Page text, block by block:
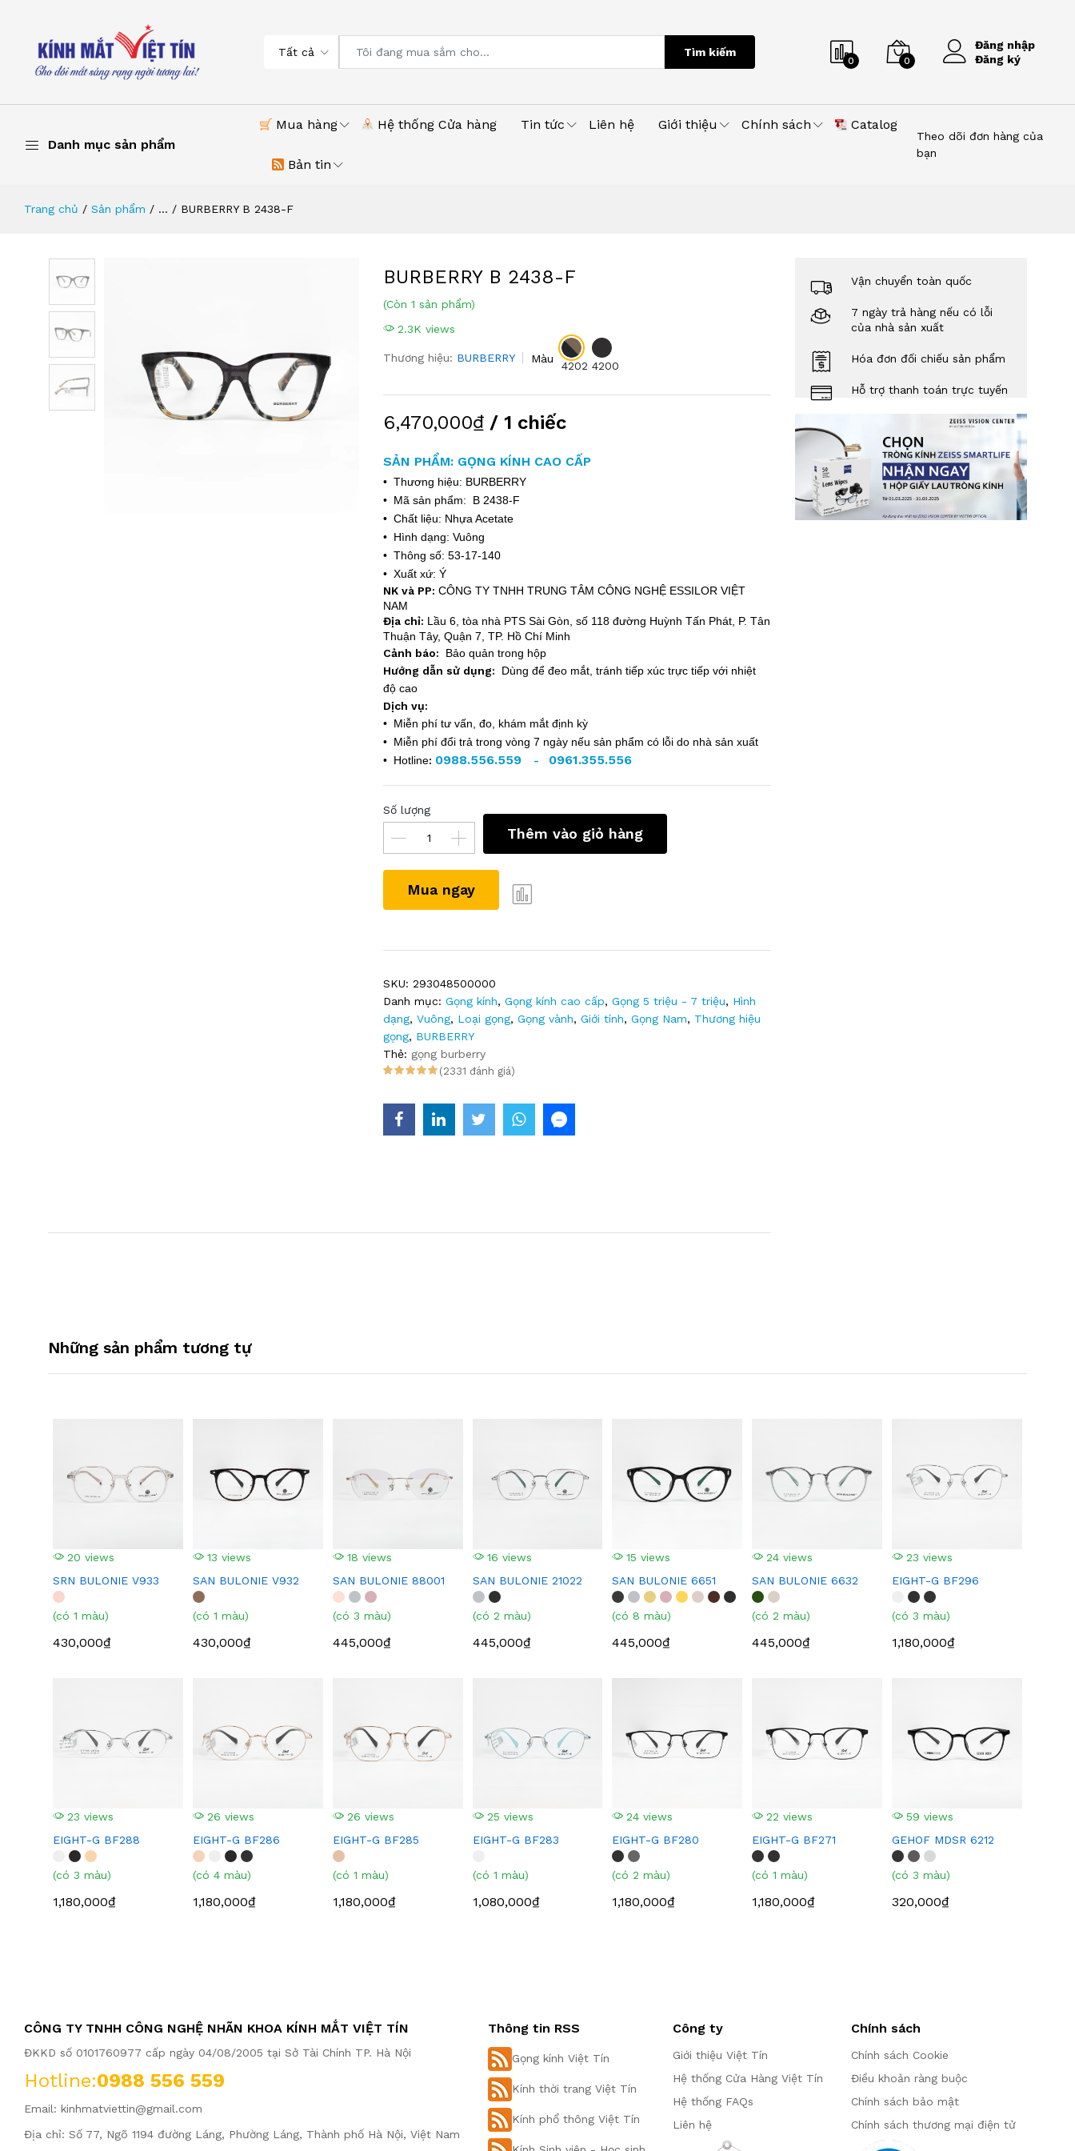
Tất cả Tìm kiếm
0 0
Đăng nhập
Đăng ký
Danh mục sản phẩm
Mua hàng Hệ thống Cửa hàng Tin tức Liên hệ Giới thiệu Chính sách Catalog
Bản tin
Theo dõi đơn hàng của
bạn
Trang chủ Sản phẩm ... BURBERRY B 2438-F
BURBERRY B 2438-F
(Còn 1 sản phẩm)
2.3K views
Thương hiệu: BURBERRY Màu
4202 4200
6,470,000₫/ 1 chiếc
SẢN PHẨM: GỌNG KÍNH CAO CẤP
• Thương hiệu: BURBERRY
• Mã sản phẩm: B 2438-F
• Chất liệu: Nhựa Acetate
• Hình dạng: Vuông
• Thông số: 53-17-140
• Xuất xứ: Ý
NK và PP: CÔNG TY TNHH TRUNG TÂM CÔNG NGHỆ ESSILOR VIỆT
NAM
Địa chỉ: Lầu 6, tòa nhà PTS Sài Gòn, số 118 đường Huỳnh Tấn Phát, P. Tân
Thuận Tây, Quận 7, TP. Hồ Chí Minh
Cảnh báo: Bảo quản trong hộp
Hướng dẫn sử dụng: Dùng để đeo mắt, tránh tiếp xúc trực tiếp với nhiệt
độ cao
Dịch vụ:
• Miễn phí tư vấn, đo, khám mắt định kỳ
• Miễn phí đổi trả trong vòng 7 ngày nếu sản phẩm có lỗi do nhà sản xuất
• Hotline: 0988.556.559 - 0961.355.556
Số lượng
Thêm vào giỏ hàng
Mua ngay
SKU: 293048500000
Danh mục: Gọng kính, Gọng kính cao cấp, Gọng 5 triệu - 7 triệu, Hình
dạng, Vuông, Loại gọng, Gọng vành, Giới tính, Gọng Nam, Thương hiệu
gọng, BURBERRY
Thẻ: gọng burberry
(2331 đánh giá)
Vận chuyển toàn quốc
7 ngày trả hàng nếu có lỗi
của nhà sản xuất
Hóa đơn đối chiếu sản phẩm
Hỗ trợ thanh toán trực tuyến
Những sản phẩm tương tự
20 views
SRN BULONIE V933
(có 1 màu)
430,000₫
13 views
SAN BULONIE V932
(có 1 màu)
430,000₫
18 views
SAN BULONIE 88001
(có 3 màu)
445,000₫
16 views
SAN BULONIE 21022
(có 2 màu)
445,000₫
15 views
SAN BULONIE 6651
(có 8 màu)
445,000₫
24 views
SAN BULONIE 6632
(có 2 màu)
445,000₫
23 views
EIGHT-G BF296
(có 3 màu)
1,180,000₫
23 views
EIGHT-G BF288
(có 3 màu)
1,180,000₫
26 views
EIGHT-G BF286
(có 4 màu)
1,180,000₫
26 views
EIGHT-G BF285
(có 1 màu)
1,180,000₫
25 views
EIGHT-G BF283
(có 1 màu)
1,080,000₫
24 views
EIGHT-G BF280
(có 2 màu)
1,180,000₫
22 views
EIGHT-G BF271
(có 1 màu)
1,180,000₫
59 views
GEHOF MDSR 6212
(có 3 màu)
320,000₫
CÔNG TY TNHH CÔNG NGHỆ NHÃN KHOA KÍNH MẮT VIỆT TÍN
ĐKKD số 0101760977 cấp ngày 04/08/2005 tại Sở Tài Chính TP. Hà Nội
Hotline:0988 556 559
Email: kinhmatviettin@gmail.com
Địa chỉ: Số 77, Ngõ 1194 đường Láng, Phường Láng, Thành phố Hà Nội, Việt Nam
Thông tin RSS
Gọng kính Việt Tín
Kính thời trang Việt Tín
Kính phổ thông Việt Tín
Công ty
Giới thiệu Việt Tín
Hệ thống Cửa Hàng Việt Tín
Hệ thống FAQs
Liên hệ
Chính sách
Chính sách Cookie
Điều khoản ràng buộc
Chính sách bảo mật
Chính sách thương mại điện tử